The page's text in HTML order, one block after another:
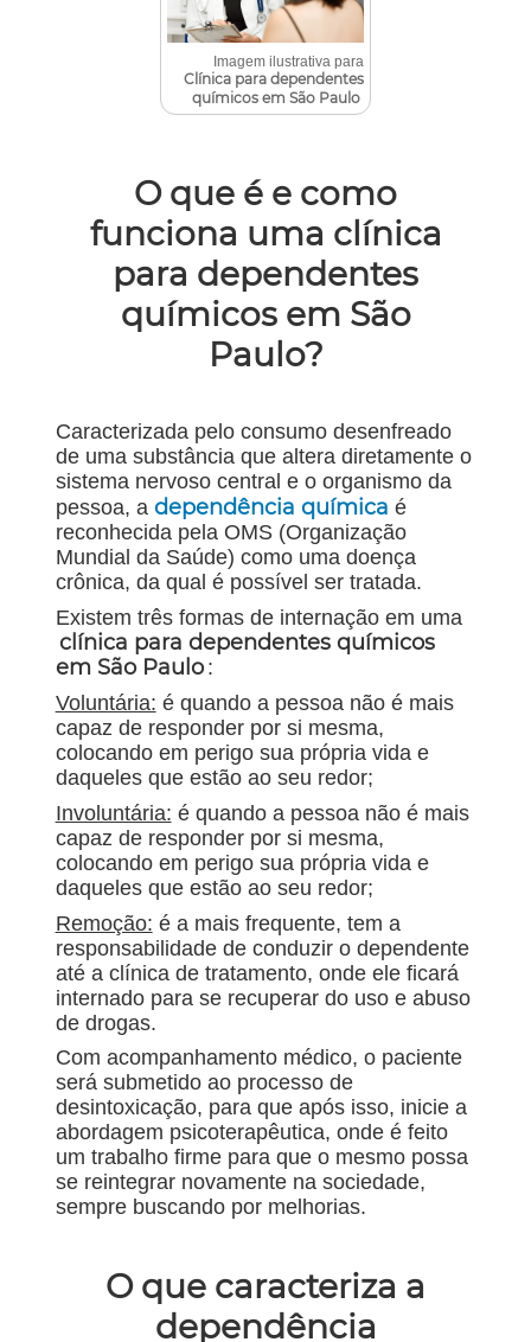
Imagem ilustrativa para
Clínica para dependentes
químicos em São Paulo
O que é e como
funciona uma clínica
para dependentes
químicos em São
Paulo?
Caracterizada pelo consumo desenfreado
de uma substância que altera diretamente o
sistema nervoso central e o organismo da
pessoa, a dependência química é
reconhecida pela OMS (Organização
Mundial da Saúde) como uma doença
crônica, da qual é possível ser tratada.
Existem três formas de internação em uma
clínica para dependentes químicos
em São Paulo :
Voluntária: é quando a pessoa não é mais
capaz de responder por si mesma,
colocando em perigo sua própria vida e
daqueles que estão ao seu redor;
Involuntária: é quando a pessoa não é mais
capaz de responder por si mesma,
colocando em perigo sua própria vida e
daqueles que estão ao seu redor;
Remoção: é a mais frequente, tem a
responsabilidade de conduzir o dependente
até a clínica de tratamento, onde ele ficará
internado para se recuperar do uso e abuso
de drogas.
Com acompanhamento médico, o paciente
será submetido ao processo de
desintoxicação, para que após isso, inicie a
abordagem psicoterapêutica, onde é feito
um trabalho firme para que o mesmo possa
se reintegrar novamente na sociedade,
sempre buscando por melhorias.
O que caracteriza a
dependência